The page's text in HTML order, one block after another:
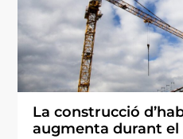
La construcció
augmenta durant el